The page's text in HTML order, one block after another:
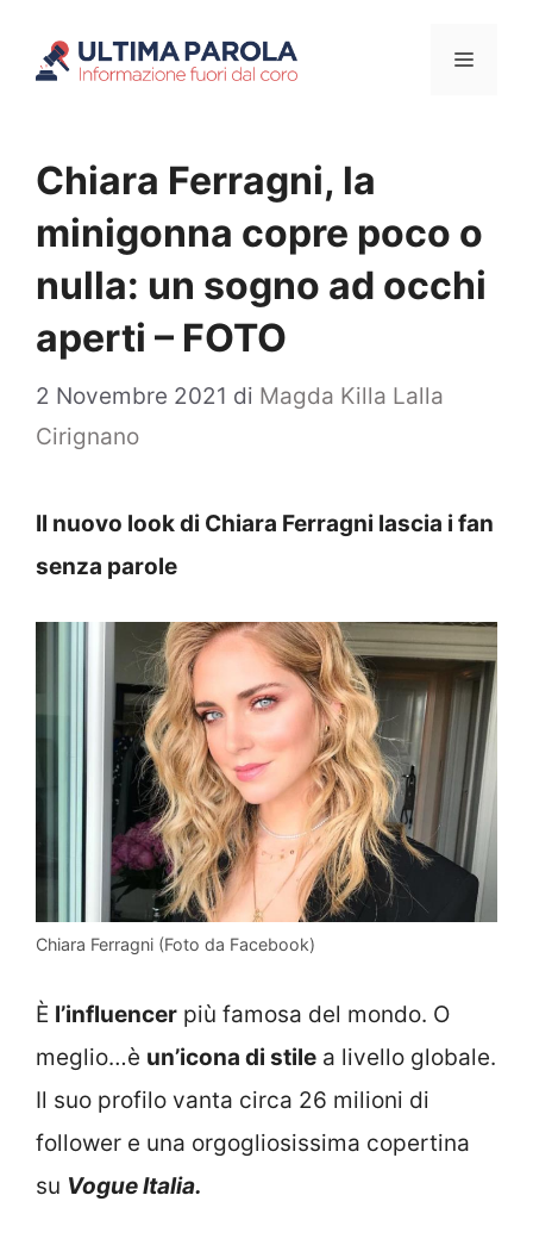
Menu
Chiara Ferragni, la
minigonna copre poco o
nulla: un sogno ad occhi
aperti – FOTO
2 Novembre 2021 di Magda Killa Lalla
Cirignano
Il nuovo look di Chiara Ferragni lascia i fan
senza parole
Chiara Ferragni (Foto da Facebook)
È l’influencer più famosa del mondo. O
meglio…è un’icona di stile a livello globale.
Il suo profilo vanta circa 26 milioni di
follower e una orgogliosissima copertina
su Vogue Italia.